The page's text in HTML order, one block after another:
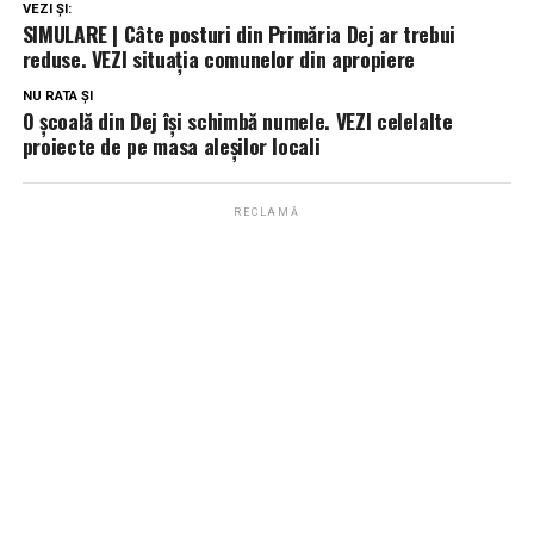
VEZI ȘI:
SIMULARE | Câte posturi din Primăria Dej ar trebui
reduse. VEZI situația comunelor din apropiere
NU RATA ȘI
O școală din Dej își schimbă numele. VEZI celelalte
proiecte de pe masa aleșilor locali
RECLAMĂ